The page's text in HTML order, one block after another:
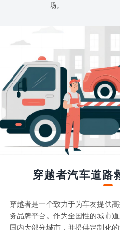
场。
穿越者汽车道路
穿越者是一个致力于为车友提供
务品牌平台。作为全国性的城市
国内大部分城市，并提供定制化